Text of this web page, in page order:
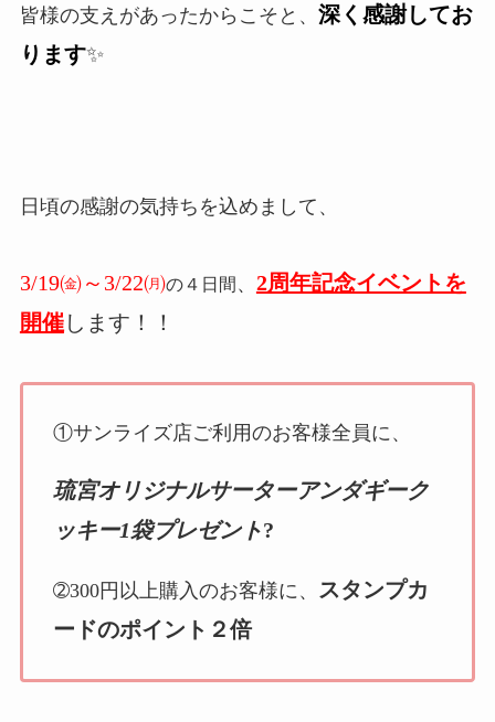
皆様の支えがあったからこそと、 深く感謝してお
ります✨
日頃の感謝の気持ちを込めまして、
3/19㈮～3/22㈪の４日間 、 2周年記念イベントを
開催します！！
①サンライズ店ご利用のお客様全員に、
琉宮オリジナルサーターアンダギーク
ッキー1袋プレゼント?
➁300円以上購入のお客様に、
スタンプカ
ードのポイント２倍